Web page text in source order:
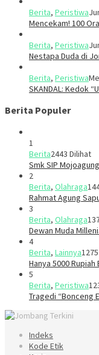
Berita, Peristiwa
Mencekam! 100
Berita, Peristiwa
​​Nestapa Duda di
Berita, Peristiwa
SKANDAL: Kedok
Berita Populer
1
Berita2443 Dilihat
Smk SIP
2
Berita, Olahraga
Rahmat Agung
3
Berita, Olahraga
Dewan Muda
4
Berita, Lainnya
Hanya 5000
5
Berita, Peristiwa
Tragedi “Bonceng
Indeks
Kode Etik